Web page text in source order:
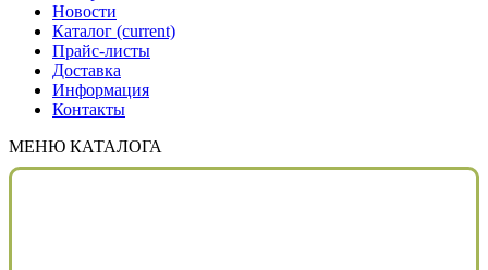
Новости
Каталог (current)
Прайс-листы
Доставка
Информация
Контакты
МЕНЮ КАТАЛОГА